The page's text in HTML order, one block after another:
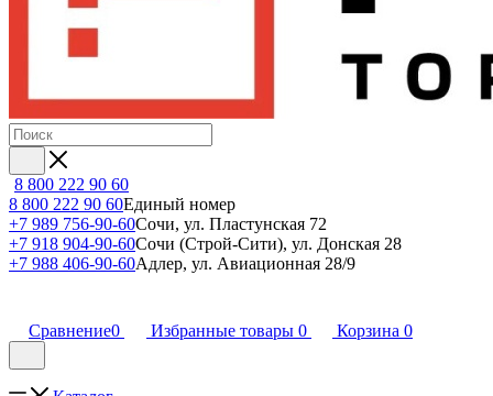
8 800 222 90 60
8 800 222 90 60Единый номер
+7 989 756-90-60Сочи, ул. Пластунская 72
+7 918 904-90-60Сочи (Строй-Сити), ул. Донская 28
+7 988 406-90-60Адлер, ул. Авиационная 28/9
Сравнение0 Избранные товары 0 Корзина 0